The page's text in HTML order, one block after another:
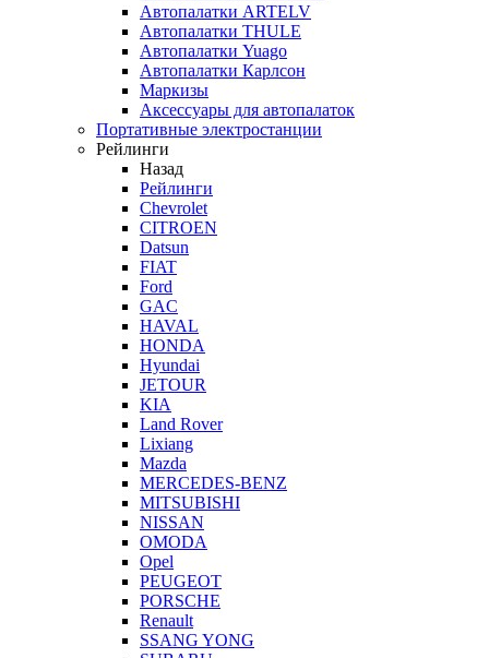
Автопалатки ARTELV
Автопалатки THULE
Автопалатки Yuago
Автопалатки Карлсон
Маркизы
Аксессуары для автопалаток
Портативные электростанции
Рейлинги
Назад
Рейлинги
Chevrolet
CITROEN
Datsun
FIAT
Ford
GAC
HAVAL
HONDA
Hyundai
JETOUR
KIA
Land Rover
Lixiang
Mazda
MERCEDES-BENZ
MITSUBISHI
NISSAN
OMODA
Opel
PEUGEOT
PORSCHE
Renault
SSANG YONG